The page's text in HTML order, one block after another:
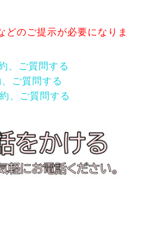
どのご提示が必要になりま
、ご質問する
ご質問する
、ご質問する